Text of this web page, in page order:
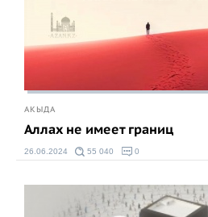
АКЫДА
Аллах не имеет границ
26.06.2024 55 040 0